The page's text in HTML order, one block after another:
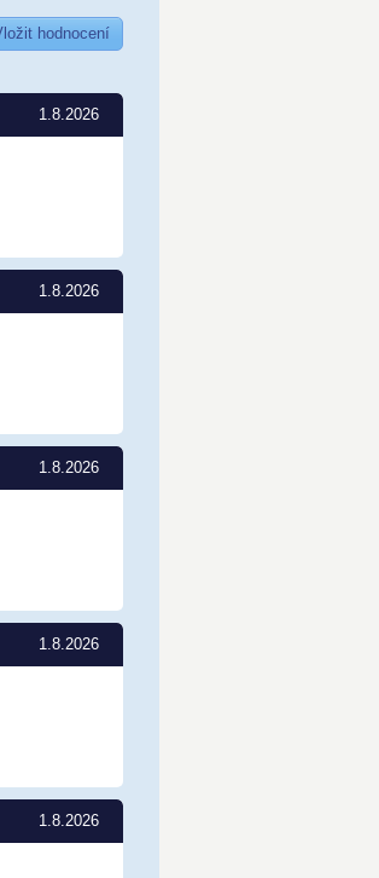
hodnocení
1.8.2026
1.8.2026
1.8.2026
1.8.2026
1.8.2026